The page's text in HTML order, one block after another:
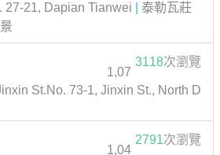
27-21, Dapian Tianwei
泰勒瓦莊
3118次瀏覽
1,07
St.No. 73-1, Jinxin St., North D
2791次瀏覽
1,04